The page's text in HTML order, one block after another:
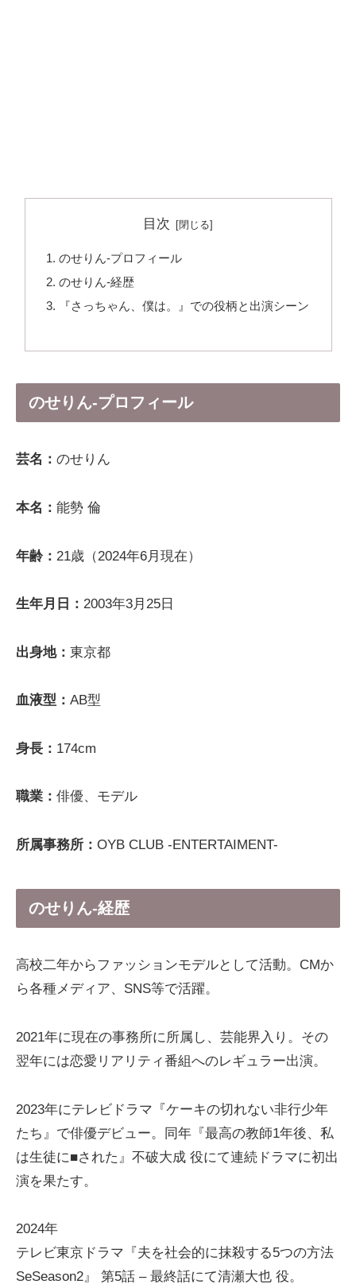
目次
のせりん-プロフィール
のせりん-経歴
『さっちゃん、僕は。』での役柄と出演シーン
のせりん-プロフィール
芸名： のせりん
本名： 能勢 倫
年齢： 21歳（2024年6月現在）
生年月日： 2003年3月25日
出身地： 東京都
血液型： AB型
身長： 174cm
職業： 俳優、モデル
所属事務所： OYB CLUB -ENTERTAIMENT-
のせりん-経歴
高校二年からファッションモデルとして活動。CMか
ら各種メディア、SNS等で活躍。
2021年に現在の事務所に所属し、芸能界入り。その
翌年には恋愛リアリティ番組へのレギュラー出演。
2023年にテレビドラマ『ケーキの切れない非行少年
たち』で俳優デビュー。同年『最高の教師1年後、私
は生徒に■された』不破大成 役にて連続ドラマに初出
演を果たす。
2024年
テレビ東京ドラマ『夫を社会的に抹殺する5つの方法
SeSeason2』 第5話 – 最終話にて清瀬大也 役。